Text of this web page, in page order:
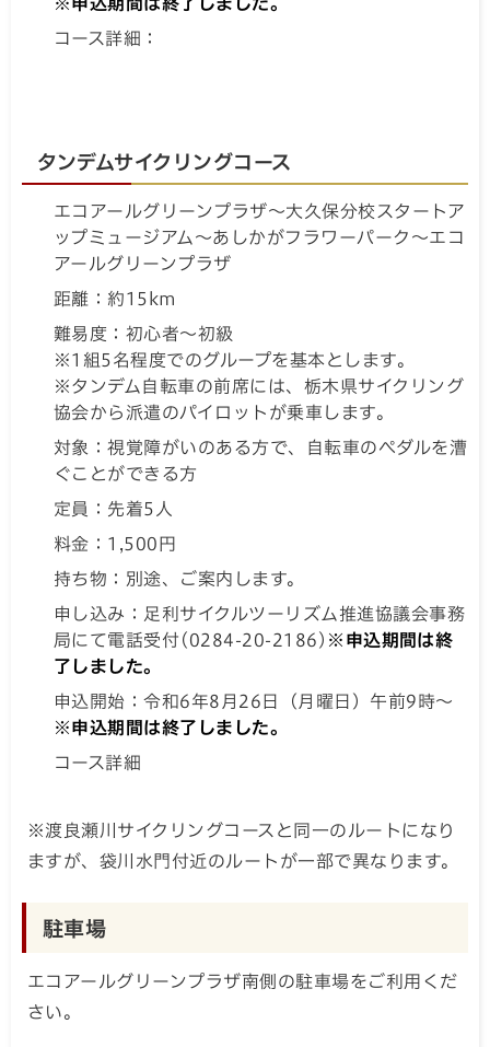
コース詳細：
タンデムサイクリングコース
エコアールグリーンプラザ～大久保分校スタートア
ップミュージアム～あしかがフラワーパーク～エコ
アールグリーンプラザ
距離：約15km
難易度：初心者～初級
※1組5名程度でのグループを基本とします。
※タンデム自転車の前席には、栃木県サイクリング
協会から派遣のパイロットが乗車します。
対象：視覚障がいのある方で、自転車のペダルを漕
ぐことができる方
定員：先着5人
料金：1,500円
持ち物：別途、ご案内します。
申し込み：足利サイクルツーリズム推進協議会事務
局にて電話受付(0284-20-2186) ※申込期間は終
了しました。
申込開始：令和6年8月26日（月曜日）午前9時～
※申込期間は終了しました。
コース詳細
※渡良瀬川サイクリングコースと同一のルートになり
ますが、袋川水門付近のルートが一部で異なります。
駐車場
エコアールグリーンプラザ南側の駐車場をご利用くだ
さい。